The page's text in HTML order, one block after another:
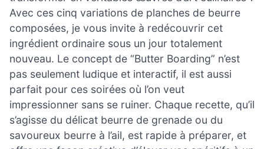
Avec ces cinq variations de planches de beurre
composées, je vous invite à redécouvrir cet
ingrédient ordinaire sous un jour totalement
nouveau. Le concept de “Butter Boarding” n’est
pas seulement ludique et interactif, il est aussi
parfait pour ces soirées où l’on veut
impressionner sans se ruiner. Chaque recette, qu’il
s’agisse du délicat beurre de grenade ou du
savoureux beurre à l’ail, est rapide à préparer, et